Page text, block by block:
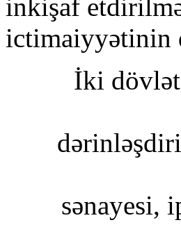
inkişaf
ictimaiyyətinin
İki dövlət
sənayesi,